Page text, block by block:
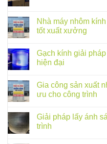
Nhà máy nhôm
tốt xuất xưởng
Gạch kính giải
hiện đại
Gia công sản xuất
ưu cho công trình
Giải pháp lấy ánh
trình